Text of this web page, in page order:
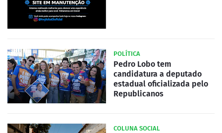
POLÍTICA
Pedro Lobo tem
candidatura a deputado
estadual oficializada pelo
Republicanos
COLUNA SOCIAL